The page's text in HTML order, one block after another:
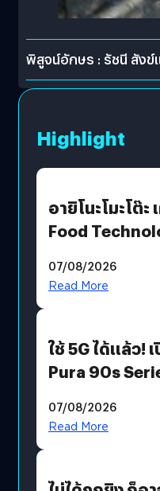
พิสูจน์อักษร : รัชนี สังข์
Highlight
อายิโนะโมะโต๊
Food
บริโภคและ B2B
07/08/2026
Read More
ใช้ 5G ได้แล้ว!
Pura 90s
07/08/2026
Read More